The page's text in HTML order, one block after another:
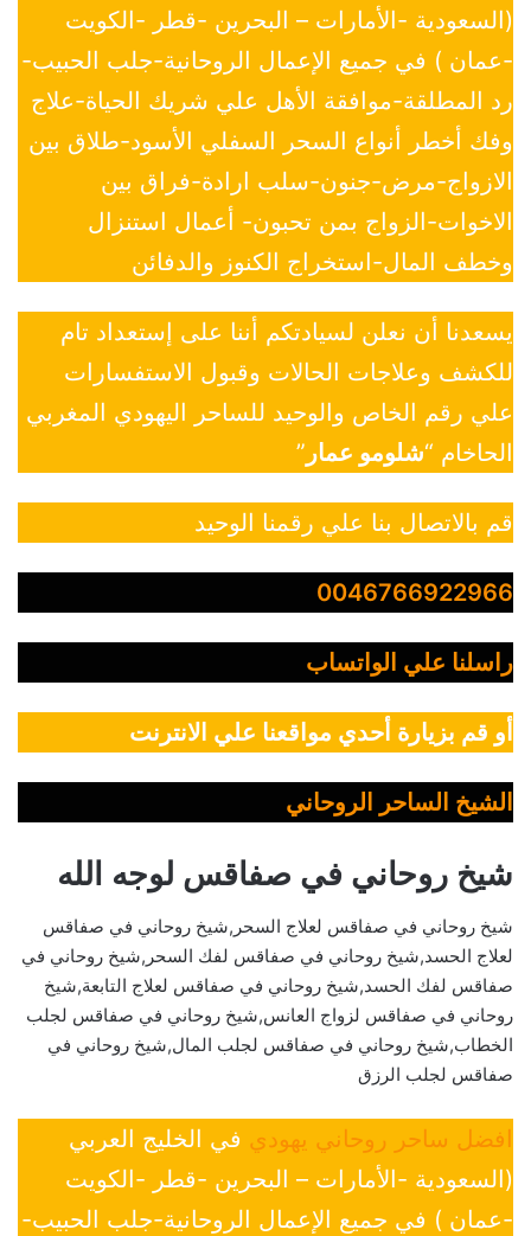
(السعودية -الأمارات – البحرين -قطر -الكويت
-عمان ) في جميع الإعمال الروحانية-جلب الحبيب-
رد المطلقة-موافقة الأهل علي شريك الحياة-علاج
وفك أخطر أنواع السحر السفلي الأسود-طلاق بين
الازواج-مرض-جنون-سلب ارادة-فراق بين
الاخوات-الزواج بمن تحبون- أعمال استنزال
وخطف المال-استخراج الكنوز والدفائن
يسعدنا أن نعلن لسيادتكم أننا على إستعداد تام
للكشف وعلاجات الحالات وقبول الاستفسارات
علي رقم الخاص والوحيد للساحر اليهودي المغربي
الحاخام “شلومو عمار ”
قم بالاتصال بنا علي رقمنا الوحيد
0046766922966
راسلنا علي الواتساب
أو قم بزيارة أحدي مواقعنا علي الانترنت
الشيخ الساحر الروحاني
شيخ روحاني في صفاقس لوجه الله
شيخ روحاني في صفاقس لعلاج السحر,شيخ روحاني في صفاقس
لعلاج الحسد,شيخ روحاني في صفاقس لفك السحر,شيخ روحاني في
صفاقس لفك الحسد,شيخ روحاني في صفاقس لعلاج التابعة,شيخ
روحاني في صفاقس لزواج العانس,شيخ روحاني في صفاقس لجلب
الخطاب,شيخ روحاني في صفاقس لجلب المال,شيخ روحاني في
صفاقس لجلب الرزق
افضل ساحر روحاني يهودي في الخليج العربي
(السعودية -الأمارات – البحرين -قطر -الكويت
-عمان ) في جميع الإعمال الروحانية-جلب الحبيب-